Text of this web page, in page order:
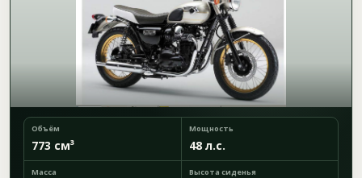
Объём
773 см³
Мощность
48 л.с.
Масса Высота сиденья